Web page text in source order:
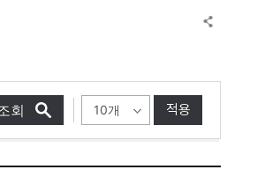
적용